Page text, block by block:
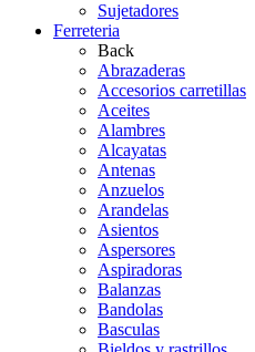
Sujetadores
Ferreteria
Back
Abrazaderas
Accesorios carretillas
Aceites
Alambres
Alcayatas
Antenas
Anzuelos
Arandelas
Asientos
Aspersores
Aspiradoras
Balanzas
Bandolas
Basculas